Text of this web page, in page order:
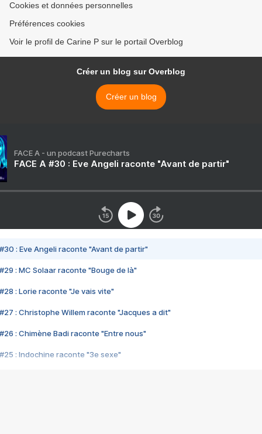
Cookies et données personnelles
Préférences cookies
Voir le profil de Carine P sur le portail Overblog
Créer un blog sur Overblog
Créer un blog
FACE A - un podcast Purecharts
FACE A #30 : Eve Angeli raconte "Avant de partir"
#30 : Eve Angeli raconte "Avant de partir"
#29 : MC Solaar raconte "Bouge de là"
#28 : Lorie raconte "Je vais vite"
#27 : Christophe Willem raconte "Jacques a dit"
#26 : Chimène Badi raconte "Entre nous"
#25 : Indochine raconte "3e sexe"